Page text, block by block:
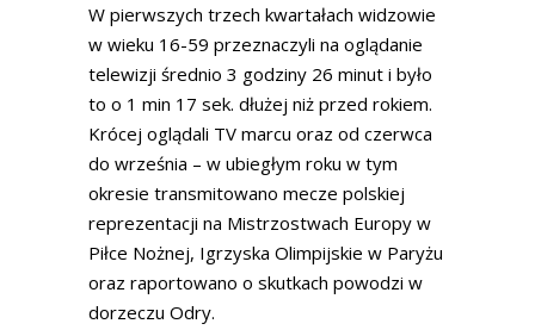
W pierwszych trzech kwartałach widzowie
w wieku 16-59 przeznaczyli na oglądanie
telewizji średnio 3 godziny 26 minut i było
to o 1 min 17 sek. dłużej niż przed rokiem.
Krócej oglądali TV marcu oraz od czerwca
do września – w ubiegłym roku w tym
okresie transmitowano mecze polskiej
reprezentacji na Mistrzostwach Europy w
Piłce Nożnej, Igrzyska Olimpijskie w Paryżu
oraz raportowano o skutkach powodzi w
dorzeczu Odry.